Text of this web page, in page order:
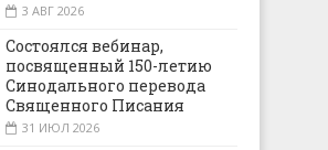
3 АВГ 2026
Состоялся вебинар,
посвященный 150-летию
Синодального перевода
Священного Писания
31 ИЮЛ 2026